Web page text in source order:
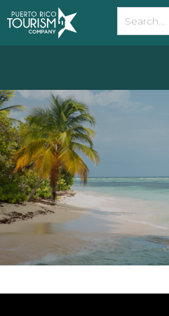
note:
This
system.